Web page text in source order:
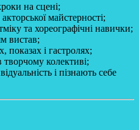
на сцені;
майстерності;
та хореографічні навички;
вистав;
показах і гастролях;
творчому колективі;
і пізнають себе